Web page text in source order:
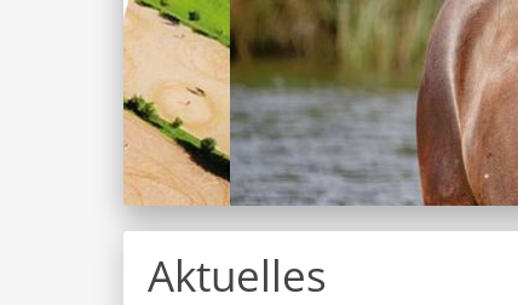
Aktuelles